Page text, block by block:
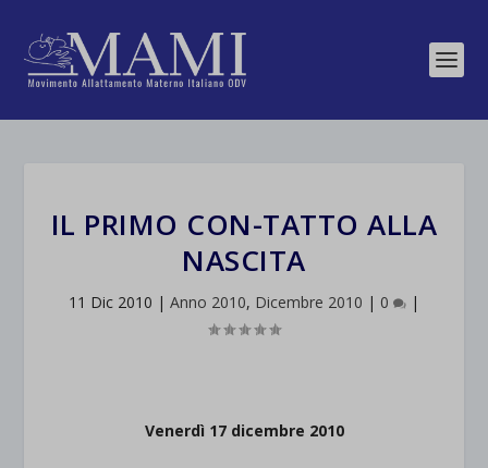
IL PRIMO CON-TATTO ALLA
NASCITA
11 Dic 2010 | Anno 2010, Dicembre 2010 | 0 |
Venerdì 17 dicembre 2010